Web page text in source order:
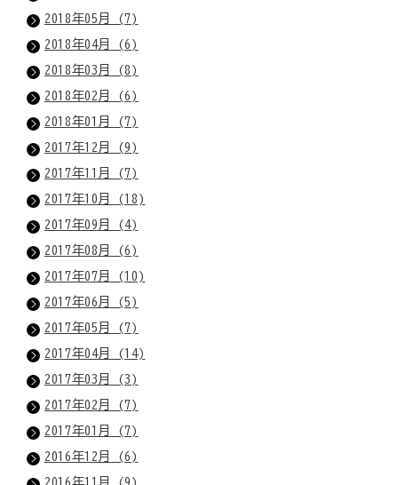
2018年05月 (7)
2018年04月 (6)
2018年03月 (8)
2018年02月 (6)
2018年01月 (7)
2017年12月 (9)
2017年11月 (7)
2017年10月 (18)
2017年09月 (4)
2017年08月 (6)
2017年07月 (10)
2017年06月 (5)
2017年05月 (7)
2017年04月 (14)
2017年03月 (3)
2017年02月 (7)
2017年01月 (7)
2016年12月 (6)
2016年11月 (9)